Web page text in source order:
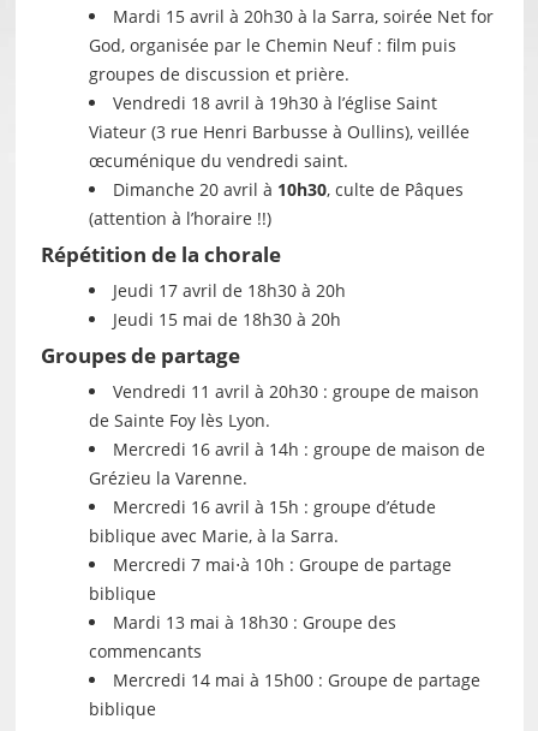
Mardi 15 avril à 20h30 à la Sarra, soirée Net for
God, organisée par le Chemin Neuf : film puis
groupes de discussion et prière.
Vendredi 18 avril à 19h30 à l’église Saint
Viateur (3 rue Henri Barbusse à Oullins), veillée
œcuménique du vendredi saint.
Dimanche 20 avril à 10h30, culte de Pâques
(attention à l’horaire !!)
Répétition de la chorale
Jeudi 17 avril de 18h30 à 20h
Jeudi 15 mai de 18h30 à 20h
Groupes de partage
Vendredi 11 avril à 20h30 : groupe de maison
de Sainte Foy lès Lyon.
Mercredi 16 avril à 14h : groupe de maison de
Grézieu la Varenne.
Mercredi 16 avril à 15h : groupe d’étude
biblique avec Marie, à la Sarra.
Mercredi 7 mai⋅à 10h : Groupe de partage
biblique
Mardi 13 mai à 18h30 : Groupe des
commencants
Mercredi 14 mai à 15h00 : Groupe de partage
biblique